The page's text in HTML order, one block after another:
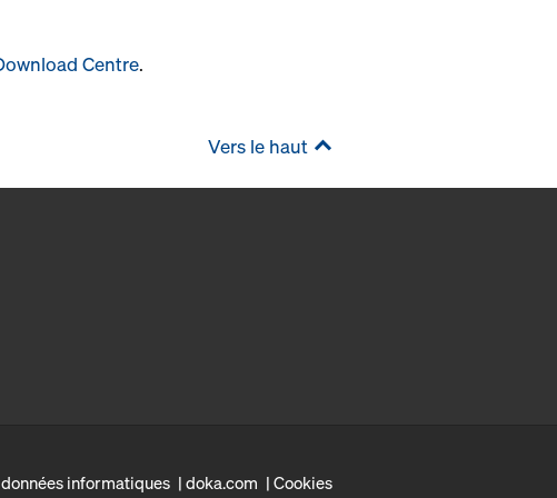
Centre.
Vers le haut
informatiques doka.com Cookies